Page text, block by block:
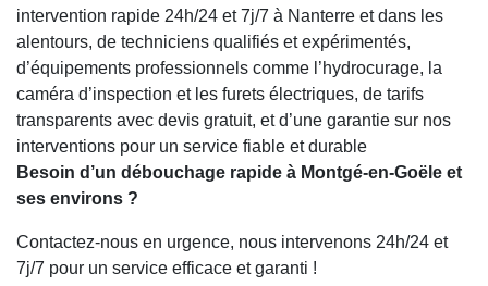
intervention rapide 24h/24 et 7j/7 à Nanterre et dans les
alentours, de techniciens qualifiés et expérimentés,
d’équipements professionnels comme l’hydrocurage, la
caméra d’inspection et les furets électriques, de tarifs
transparents avec devis gratuit, et d’une garantie sur nos
interventions pour un service fiable et durable
Besoin d’un débouchage rapide à Montgé-en-Goële et
ses environs ?
Contactez-nous en urgence, nous intervenons 24h/24 et
7j/7 pour un service efficace et garanti !